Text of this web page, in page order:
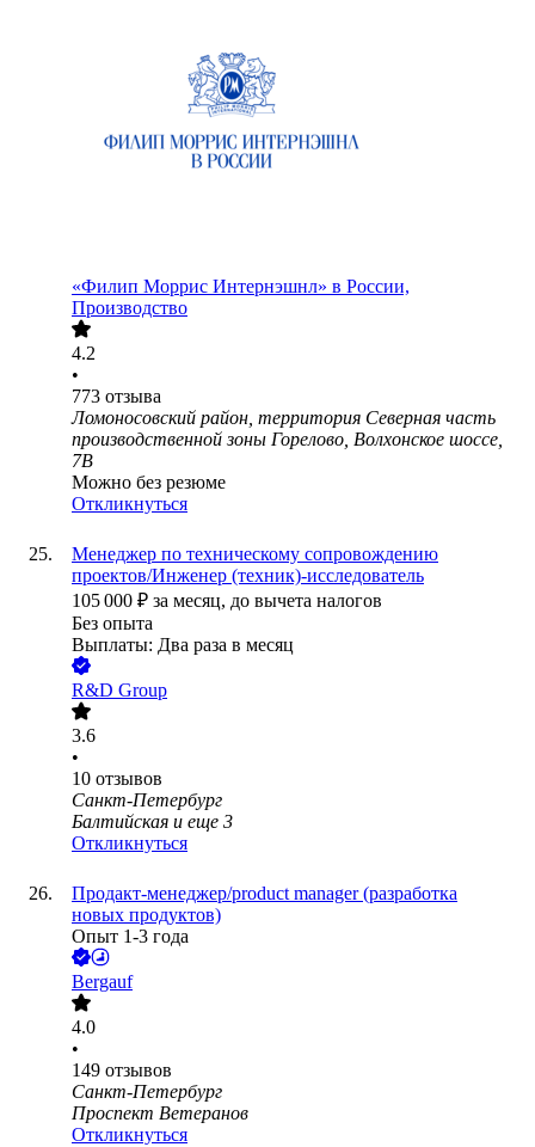
«Филип Моррис Интернэшнл» в России,
Производство
4.2
•
773 отзыва
Ломоносовский район, территория Северная часть
производственной зоны Горелово, Волхонское шоссе,
7В
Можно без резюме
Откликнуться
Менеджер по техническому сопровождению
проектов/Инженер (техник)-исследователь
105 000 ₽ за месяц, до вычета налогов
Без опыта
Выплаты: Два раза в месяц
R&D Group
3.6
•
10 отзывов
Санкт-Петербург
Балтийская и еще 3
Откликнуться
Продакт-менеджер/product manager (разработка
новых продуктов)
Опыт 1-3 года
Bergauf
4.0
•
149 отзывов
Санкт-Петербург
Проспект Ветеранов
Откликнуться